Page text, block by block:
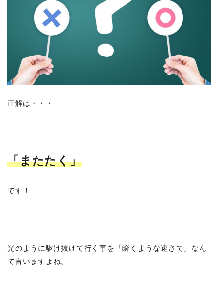
正解は・・・
「またたく」
です！
光のように駆け抜けて行く事を「瞬くような速さで」なん
て言いますよね。